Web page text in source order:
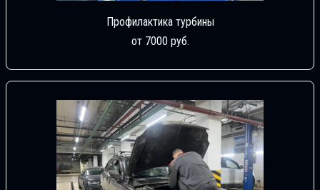
Профилактика турбины
от 7000 руб.